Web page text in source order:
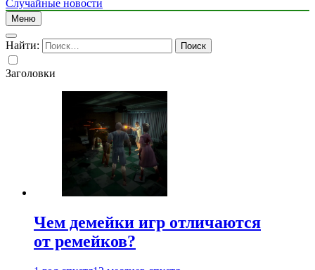
Случайные новости
Меню
Найти:
Заголовки
Чем демейки игр отличаются
от ремейков?